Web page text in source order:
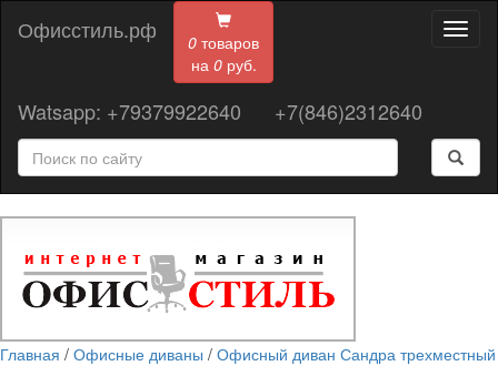
0 товаров
на 0руб.
Офисстиль.рф
Watsapp: +79379922640 +7(846)2312640
Главная / Офисные диваны / Офисный диван Сандра трехместный